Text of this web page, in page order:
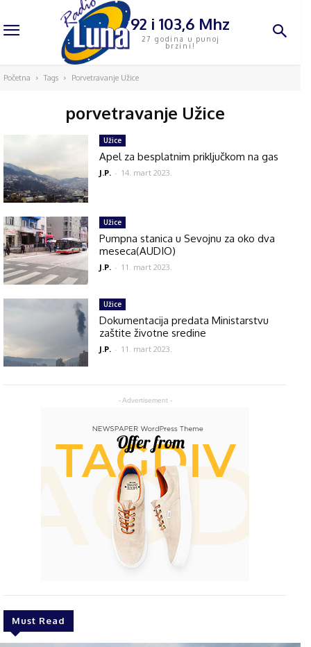
92 i 103,6 Mhz
27 godina u punoj
brzini!
Početna Tags Porvetravanje Užice
porvetravanje Užice
- Advertisement -
Must Read
Užice
Apel za besplatnim priključkom na gas
J.P. - 14. mart 2023.
Užice
Pumpna stanica u Sevojnu za oko dva
meseca(AUDIO)
J.P. - 11. mart 2023.
Užice
Dokumentacija predata Ministarstvu
zaštite životne sredine
J.P. - 11. mart 2023.